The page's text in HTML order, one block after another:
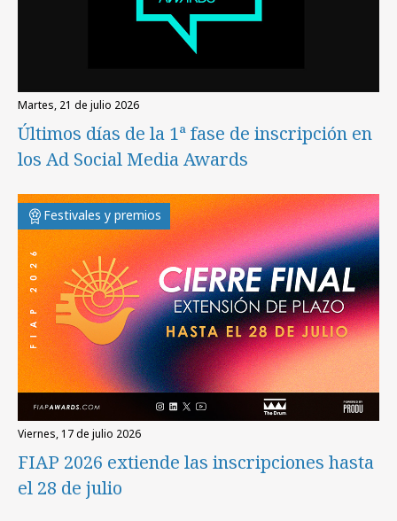
martes, 21 de julio 2026
Últimos días de la 1ª fase de inscripción en
los Ad Social Media Awards
Festivales y premios
viernes, 17 de julio 2026
FIAP 2026 extiende las inscripciones hasta
el 28 de julio